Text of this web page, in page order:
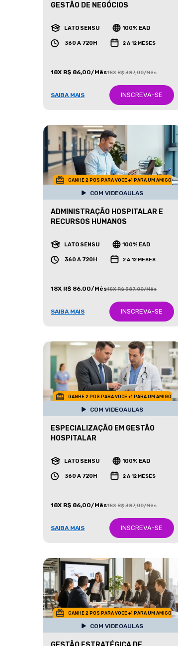
GESTÃO DE NEGÓCIOS
LATO SENSU 100% EAD
360 A 720H 2 A 12 MESES
18X R$ 86,00/Mês18X R$ 387,00/Mês
SAIBA MAIS INSCREVA-SE
GANHE 2 POS PARA VOCE +1 PARA UM AMIGO
COM VIDEOAULAS
ADMINISTRAÇÃO HOSPITALAR E
RECURSOS HUMANOS
LATO SENSU 100% EAD
360 A 720H 2 A 12 MESES
18X R$ 86,00/Mês18X R$ 387,00/Mês
SAIBA MAIS INSCREVA-SE
GANHE 2 POS PARA VOCE +1 PARA UM AMIGO
COM VIDEOAULAS
ESPECIALIZAÇÃO EM GESTÃO
HOSPITALAR
LATO SENSU 100% EAD
360 A 720H 2 A 12 MESES
18X R$ 86,00/Mês18X R$ 387,00/Mês
SAIBA MAIS INSCREVA-SE
GANHE 2 POS PARA VOCE +1 PARA UM AMIGO
COM VIDEOAULAS